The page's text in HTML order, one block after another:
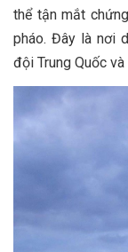
thể tận mắt
pháo. Đây là nơi
đội Trung Quốc